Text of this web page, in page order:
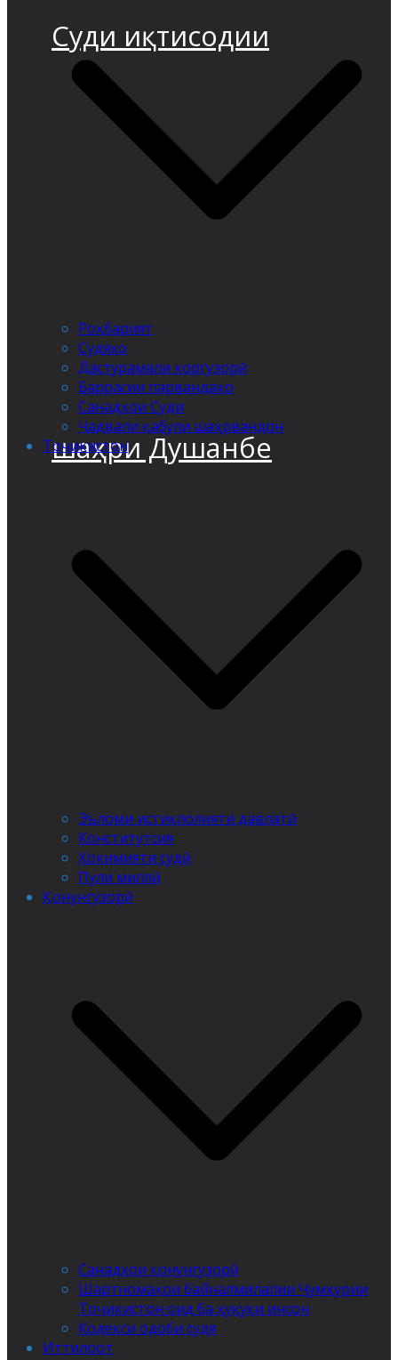
Суди иқтисодии
шаҳри Душанбе
Роҳбарият
Судяҳо
Дастурамали коргузорӣ
Баррасии парвандаҳо
Санадҳои Суди
Ҷадвали қабули шаҳрвандон
Тоҷикистон
Эъломи истиқлолияти давлатӣ
Конститутсия
Ҳокимияти судӣ
Пули миллӣ
Қонунгузорӣ
Санадҳои қонунгузорӣ
Шартномаҳои байналмилалии Ҷумҳурии
Тоҷикистон оид ба ҳуқуқи инсон
Кодекси одоби судя
Иттилоот